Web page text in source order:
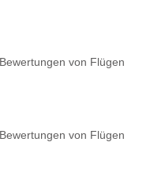
von Flügen
von Flügen